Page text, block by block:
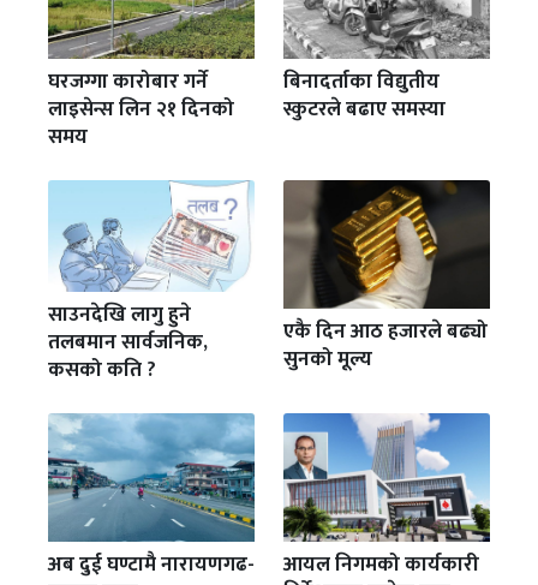
घरजग्गा कारोबार गर्ने
लाइसेन्स लिन २१ दिनको
समय
बिनादर्ताका विद्युतीय
स्कुटरले बढाए समस्या
साउनदेखि लागु हुने
तलबमान सार्वजनिक,
कसको कति ?
एकै दिन आठ हजारले बढ्यो
सुनको मूल्य
अब दुई घण्टामै नारायणगढ-
आयल निगमको कार्यकारी